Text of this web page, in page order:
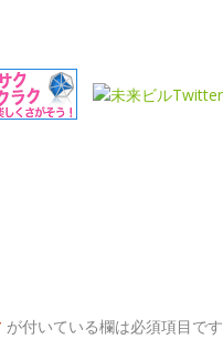
が付いている欄は必須項目です